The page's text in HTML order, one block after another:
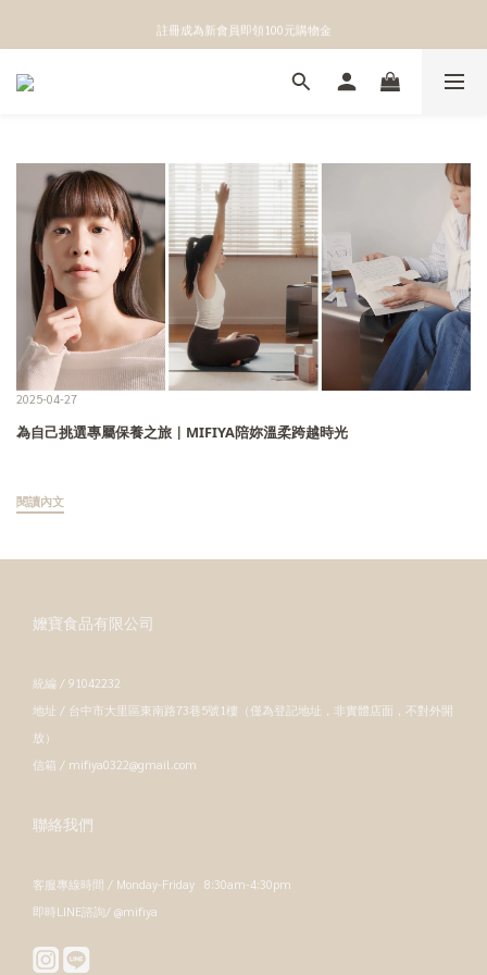
👉點我立即綁定官方LINE獲得第一手優惠資訊
註冊成為新會員即領100元購物金
👉點我立即綁定官方LINE獲得第一手優惠資訊
2025-04-27
為自己挑選專屬保養之旅｜MIFIYA陪妳溫柔跨越時光
閱讀內文
嬤寶食品有限公司
統編 / 91042232
地址 / 台中市大里區東南路73巷5號1樓（僅為登記地址，非實體店面，不對外開
放）
信箱 / mifiya0322@gmail.com
聯絡我們
客服專線時間 / Monday-Friday 8:30am-4:30pm
即時LINE諮詢/ @mifiya